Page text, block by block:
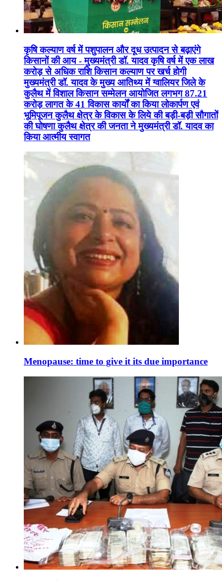
कृषि कल्याण वर्ष में पशुपालन और दूध उत्पादन से बढ़ाएंगे
किसानों की आय - मुख्यमंत्री डॉ. यादव कृषि वर्ष में एक लाख
करोड़ से अधिक राशि किसान कल्याण पर खर्च होगी
मुख्यमंत्री डॉ. यादव के मुख्य आतिथ्य में ग्वालियर जिले के
कुलैथ में विशाल किसान सम्मेलन आयोजित लगभग 87.21
करोड़ लागत के 41 विकास कार्यों का किया लोकार्पण एवं
भूमिपूजन कुलैथ क्षेत्र के विकास के लिये की बड़ी-बड़ी सौगातों
की घोषणा कुलैथ क्षेत्र की जनता ने मुख्यमंत्री डॉ. यादव का
किया आत्मीय स्वागत
Menopause: time to give it its due importance